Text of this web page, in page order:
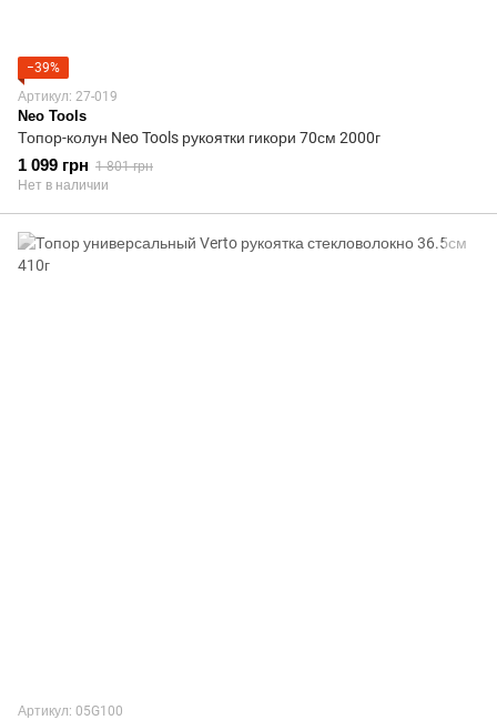
−39%
Артикул: 27-019
Neo Tools
Топор-колун Neo Tools рукоятки гикори 70см 2000г
1 099 грн 1 801 грн
Нет в наличии
Артикул: 05G100